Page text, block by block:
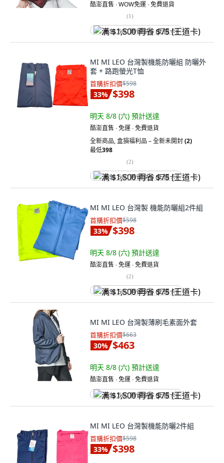
酷澎直售 ∙ WOW免運 ∙ 免費退貨
(1)
满 $1,500 再省 $75 (王道卡)
MI MI LEO 台灣製機能防曬組 防曬外
套 + 路跑螢光T恤
首購折扣價$598
33% $398
明天 8/8 (六) 預計送達
酷澎直售 ∙ 免運 ∙ 免費退貨
全新商品,盒損福利品 – 全新未開封(2)
最低398
(2)
满 $1,500 再省 $75 (王道卡)
MI MI LEO 台灣製 機能防曬組2件組
首購折扣價$598
33% $398
明天 8/8 (六) 預計送達
酷澎直售 ∙ 免運 ∙ 免費退貨
(2)
满 $1,500 再省 $75 (王道卡)
MI MI LEO 台灣製薄刷毛素面外套
首購折扣價$663
30% $463
明天 8/8 (六) 預計送達
酷澎直售 ∙ 免運 ∙ 免費退貨
满 $1,500 再省 $75 (王道卡)
MI MI LEO 台灣製機能防曬2件組
首購折扣價$598
33% $398